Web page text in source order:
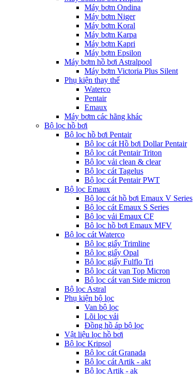
Máy bơm Ondina
Máy bơm Niger
Máy bơm Koral
Máy bơm Karpa
Máy bơm Kapri
Máy bơm Epsilon
Máy bơm hồ bơi Astralpool
Máy bơm Victoria Plus Silent
Phụ kiện thay thế
Waterco
Pentair
Emaux
Máy bơm các hãng khác
Bộ lọc hồ bơi
Bộ lọc hồ bơi Pentair
Bộ lọc cát Hồ bơi Dollar Pentair
Bộ lọc cát Pentair Triton
Bộ lọc vải clean & clear
Bộ lọc cát Tagelus
Bộ lọc cát Pentair PWT
Bộ lọc Emaux
Bộ lọc cát hồ bơi Emaux V Series
Bộ lọc cát Emaux S Series
Bộ lọc vải Emaux CF
Bô lọc hồ bơi Emaux MFV
Bộ lọc cát Waterco
Bộ lọc giấy Trimline
Bộ lọc giấy Opal
Bộ lọc giấy Fulflo Tri
Bộ lọc cát van Top Micron
Bộ lọc cát van Side micron
Bộ lọc Astral
Phụ kiện bộ lọc
Van bộ lọc
Lõi lọc vải
Đồng hồ áp bộ lọc
Vật liệu lọc hồ bơi
Bộ lọc Kripsol
Bộ lọc cát Granada
Bộ lọc cát Artik - akt
Bộ lọc Artik - ak